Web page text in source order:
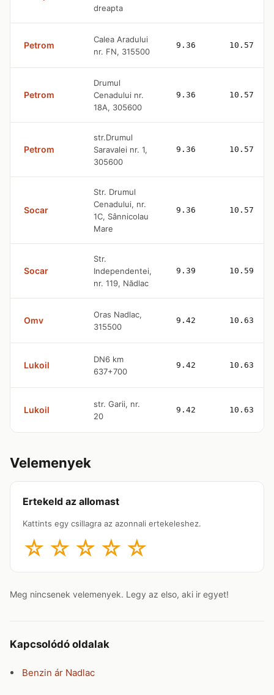
dreapta
Petrom
Calea Aradului
nr. FN, 315500
9.36 10.57
Petrom
Drumul
Cenadului nr.
18A, 305600
9.36 10.57
Petrom
str.Drumul
Saravalei nr. 1,
305600
9.36 10.57
Socar
Str. Drumul
Cenadului, nr.
1C, Sânnicolau
Mare
9.36 10.57
Socar
Str.
Independentei,
nr. 119, Nădlac
9.39 10.59
Omv
Oras Nadlac,
315500
9.42 10.63
Lukoil
DN6 km
637+700
9.42 10.63
Lukoil
str. Garii, nr.
20
9.42 10.63
Velemenyek
Ertekeld az allomast
Kattints egy csillagra az azonnali ertekeleshez.
☆ ☆ ☆ ☆ ☆
Meg nincsenek velemenyek. Legy az elso, aki ir egyet!
Kapcsolódó oldalak
Benzin ár Nadlac